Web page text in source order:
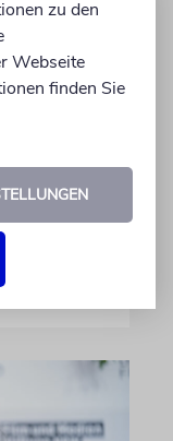
hat sich
zu den
Webseite
finden Sie